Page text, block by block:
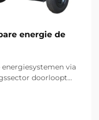
energie de
via
doorloopt
verandert. Deze